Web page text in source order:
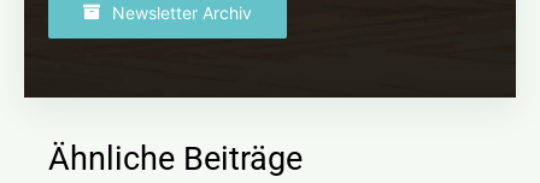
Newsletter Archiv
Ähnliche Beiträge